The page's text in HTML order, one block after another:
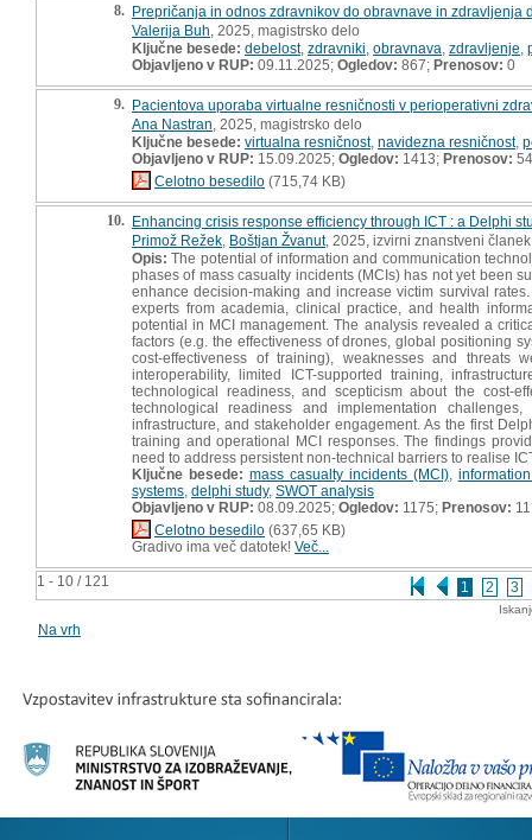
1 - 10 / 121 1 2 3
8. Prepričanja in odnos zdravnikov do obravnave in zdravljenja
Valerija Buh , 2025, magistrsko delo
Ključne besede: debelost, zdravniki obravnava zdravljenje
Objavljeno v RUP: 09.11.2025; Ogledov: 867; Prenosov: 0
9. Pacientova uporaba virtualne resničnosti v perioperativni
Ana Nastran , 2025, magistrsko delo
Ključne besede: virtualna resničnost, navidezna resničnost,
Objavljeno v RUP: 15.09.2025; Ogledov: 1413; Prenosov: 54
Celotno besedilo (715,74 KB)
10. Enhancing crisis response efficiency through ICT : a Delphi
Primož Režek Boštjan Žvanut, 2025, izvirni znanstveni članek
Opis: The potential of information and communication
phases of mass casualty incidents (MCIs) has not yet been
enhance decision-making and increase victim survival
experts from academia, clinical practice, and health
potential in MCI management. The analysis revealed a
factors (e.g. the effectiveness of drones, global positioning
cost-effectiveness of training), weaknesses and
interoperability, limited ICT-supported training,
technological readiness, and scepticism about the cost-
technological readiness and implementation
infrastructure, and stakeholder engagement. As the first
training and operational MCI responses. The findings
need to address persistent non-technical barriers to realise
Ključne besede: mass casualty incidents (MCI),
systems delphi study, SWOT analysis
Objavljeno v RUP: 08.09.2025; Ogledov: 1175; Prenosov: 11
Celotno besedilo (637,65 KB)
Gradivo ima več datotek! Več...
Na vrh